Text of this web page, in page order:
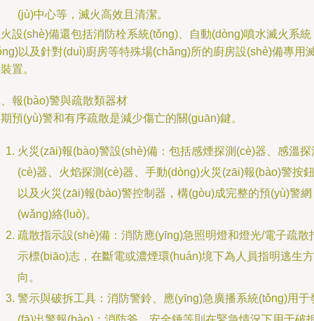
(jù)中心等，滅火高效且清潔。
設(shè)備還包括消防栓系統(tǒng)、自動(dòng)噴水滅火系統
以及針對(duì)廚房等特殊場(chǎng)所的廚房設(shè)備專用
置。
報(bào)警與疏散類器材
預(yù)警和有序疏散是減少傷亡的關(guān)鍵。
火災(zāi)報(bào)警設(shè)備：包括感煙探測(cè)器、感溫探
(cè)器、火焰探測(cè)器、手動(dòng)火災(zāi)報(bào)警按鈕
以及火災(zāi)報(bào)警控制器，構(gòu)成完整的預(yù)警網
(wǎng)絡(luò)。
疏散指示設(shè)備：消防應(yīng)急照明燈和燈光/電子疏散
示標(biāo)志，在斷電或濃煙環(huán)境下為人員指明逃生方
向。
警示與破拆工具：消防警鈴、應(yīng)急廣播系統(tǒng)用于